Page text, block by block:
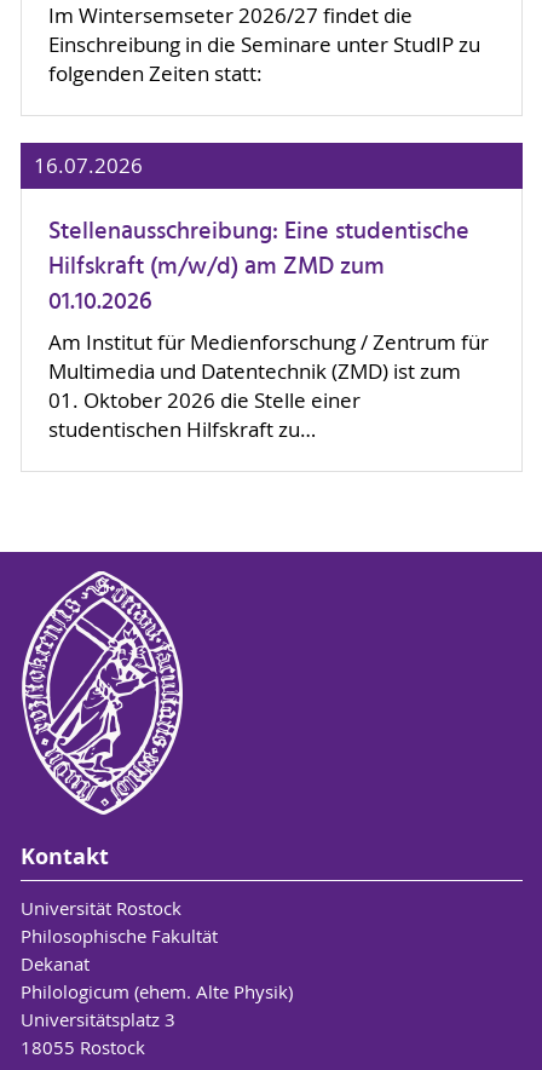
Im Wintersemseter 2026/27 findet die
Einschreibung in die Seminare unter StudIP zu
folgenden Zeiten statt:
16.07.2026
Stellenausschreibung: Eine studentische
Hilfskraft (m/w/d) am ZMD zum
01.10.2026
Am Institut für Medienforschung / Zentrum für
Multimedia und Datentechnik (ZMD) ist zum
01. Oktober 2026 die Stelle einer
studentischen Hilfskraft zu…
Kontakt
Universität Rostock
Philosophische Fakultät
Dekanat
Philologicum (ehem. Alte Physik)
Universitätsplatz 3
18055 Rostock